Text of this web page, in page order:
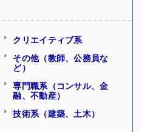
クリエイティブ系
その他（教師、公務員な
ど）
専門職系（コンサル、金
融、不動産）
技術系（建築、土木）